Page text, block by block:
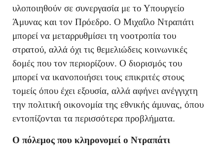
υλοποιηθούν σε συνεργασία με το Υπουργείο
Άμυνας και τον Πρόεδρο. Ο Μιχαΐλο Ντραπάτι
μπορεί να μεταρρυθμίσει τη νοοτροπία του
στρατού, αλλά όχι τις θεμελιώδεις κοινωνικές
δομές που τον περιορίζουν. Ο διορισμός του
μπορεί να ικανοποιήσει τους επικριτές στους
τομείς όπου έχει εξουσία, αλλά αφήνει ανέγγιχτη
την πολιτική οικονομία της εθνικής άμυνας, όπου
εντοπίζονται τα περισσότερα προβλήματα.
Ο πόλεμος που κληρονομεί ο Ντραπάτι